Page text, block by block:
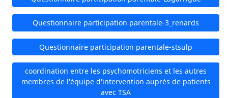
Questionnaire participation parentale-3_renards
Questionnaire participation parentale-stsulp
coordination entre les psychomotriciens et les autres
membres de l'équipe d'intervention auprès de patients
avec TSA